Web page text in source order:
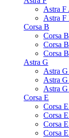
Astra F
Astra F
Corsa B
Corsa
Corsa
Corsa
Astra G
Astra
Astra
Astra
Corsa E
Corsa
Corsa
Corsa
Corsa